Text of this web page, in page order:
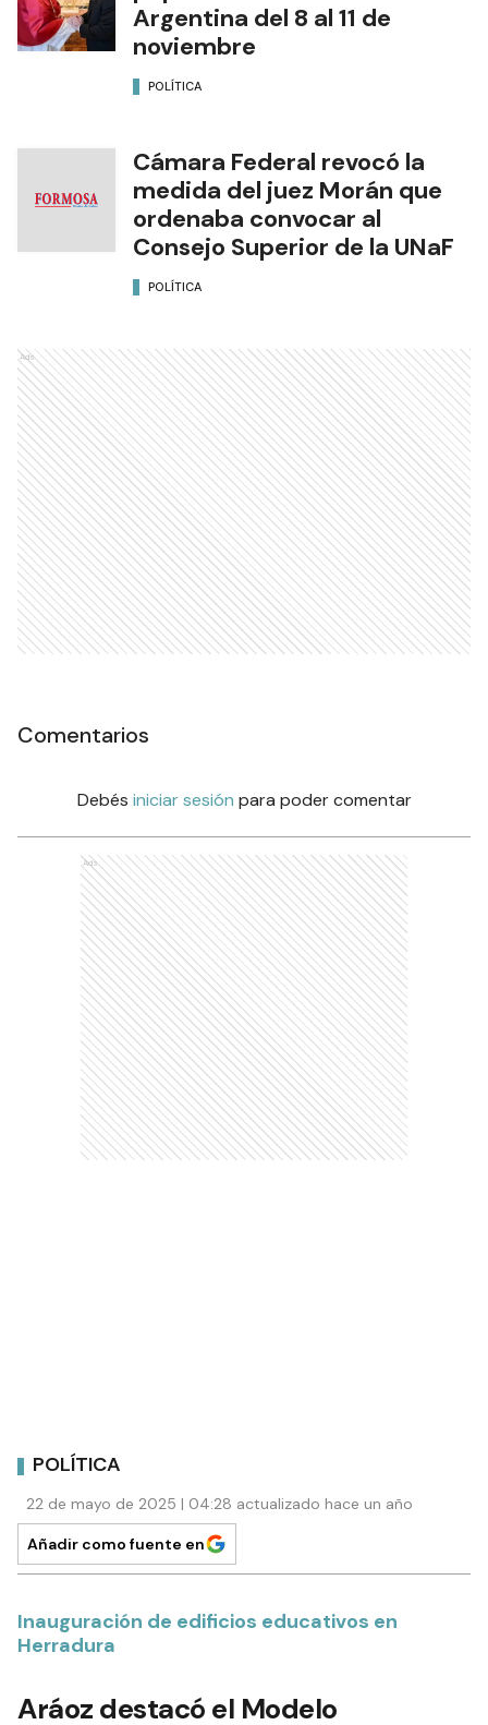
Argentina del 8 al 11 de
noviembre
POLÍTICA
Cámara Federal revocó la
medida del juez Morán que
ordenaba convocar al
Consejo Superior de la UNaF
POLÍTICA
Ads
Comentarios
Debés iniciar sesión para poder comentar
Ads
POLÍTICA
22 de mayo de 2025 | 04:28 actualizado hace un año
Añadir como fuente en
Inauguración de edificios educativos en
Herradura
Aráoz destacó el Modelo